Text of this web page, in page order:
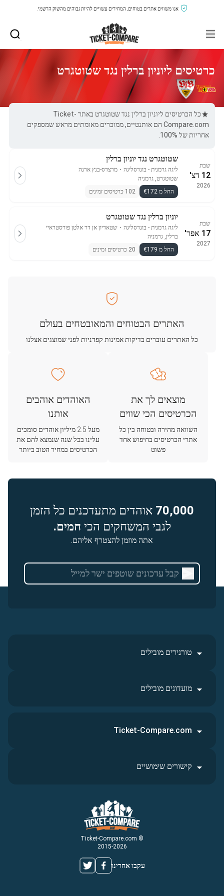
אנו משווים אתרים בטוחים, המחירים עשויים להיות גבוהים מהשוק הרשמי.
כרטיסים ליוניון ברלין נגד שטוטגרט
כל הכרטיסים ליוניון ברלין נגד שטוטגרט באתר Ticket-
Compare.com הם אותנטיים, ממוכרים מאומתים מראש שמספקים
אחריות של 100%.
שבת
12 דצ'
2026
שטוטגרט נגד יוניון ברלין
ליגה גרמנית - בונדסליגה ・ מרצדס-בנץ ארנה
שטוטגרט, גרמניה
החל מ €172
102 כרטיסים זמינים
שבת
17 אפר'
2027
יוניון ברלין נגד שטוטגרט
ליגה גרמנית - בונדסליגה ・ שטאדיון אן דר אלטן פורסטראיי
ברלין, גרמניה
החל מ €179
20 כרטיסים זמינים
האתרים הבטוחים והמאובטחים בעולם
כל האתרים עוברים בדיקות אמינות קפדניות לפני שמוצגים אצלנו
מוצאים לך את
הכרטיסים הכי שווים
השוואה מהירה ובטוחה בין כל
אתרי הכרטיסים בחיפוש אחד
פשוט
האוהדים אוהבים
אותנו
מעל 2.5 מיליון אוהדים סומכים
עלינו בכל שנה שנמצא להם את
הכרטיסים במחיר הטוב ביותר
70,000 אוהדים מתעדכנים כל הזמן
לגבי המשחקים הכי חמים.
אתה מוזמן להצטרף אליהם.
טורנירים מובילים
מועדונים מובילים
© Ticket-Compare.com
2015-2026
עקבו אחרינו
Ticket-Compare.com
קישורים שימושיים